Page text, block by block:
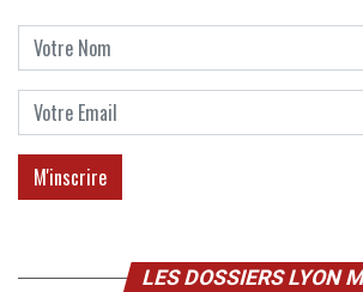
LES DOSSIERS LYON